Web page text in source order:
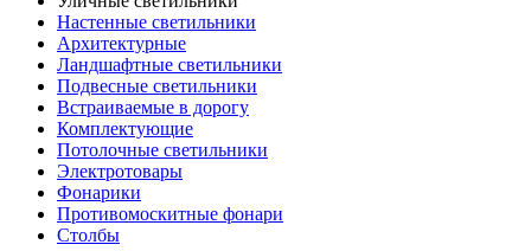
Настенные светильники
Архитектурные
Ландшафтные светильники
Подвесные светильники
Встраиваемые в дорогу
Комплектующие
Потолочные светильники
Электротовары
Фонарики
Противомоскитные фонари
Столбы